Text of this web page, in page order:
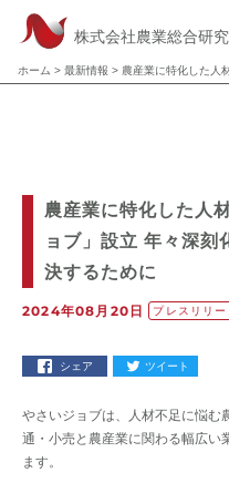
株式会社農業総合研
ホーム > 最新情報 >
農産業に特化した人
ョブ」設立 年々深刻
決するために
2024年08月20日 プレスリリー
シェア ツイート
やさいジョブは、人材不足に悩む
通・小売と農産業に関わる幅広い
ます。